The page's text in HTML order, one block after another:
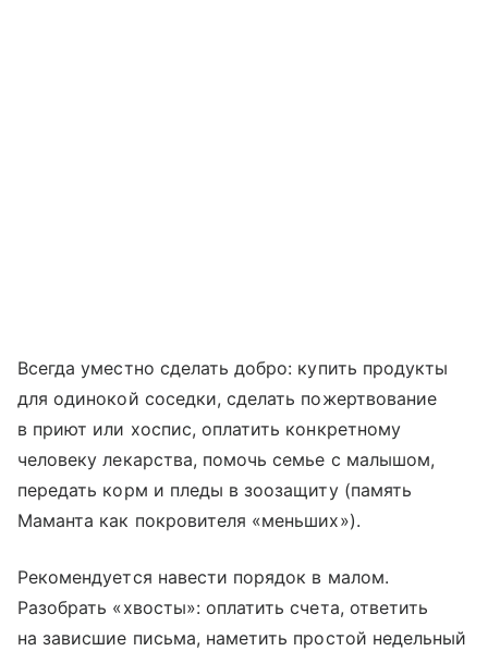
Всегда уместно сделать добро: купить продукты
для одинокой соседки, сделать пожертвование
в приют или хоспис, оплатить конкретному
человеку лекарства, помочь семье с малышом,
передать корм и пледы в зоозащиту (память
Маманта как покровителя «меньших»).
Рекомендуется навести порядок в малом.
Разобрать «хвосты»: оплатить счета, ответить
на зависшие письма, наметить простой недельный